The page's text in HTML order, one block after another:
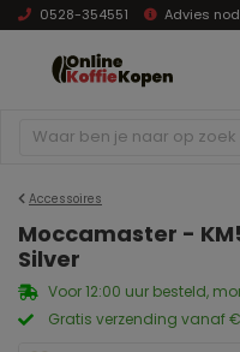
0528-354551 Advies
Accessoires
Moccamaster -
Silver
Voor 12:00 uur besteld,
Gratis verzending vanaf